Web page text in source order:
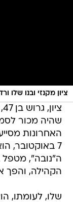
ציון מקנזי ובנו שלו
האחרונות
7 באוקטובר,
ה"נובה", מטפל
הקהילה, והפך